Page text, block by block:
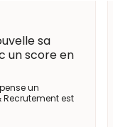
sa
un score en
un
est